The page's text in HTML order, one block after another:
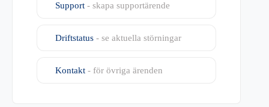
Support - skapa supportärende
Driftstatus - se aktuella störningar
Kontakt - för övriga ärenden